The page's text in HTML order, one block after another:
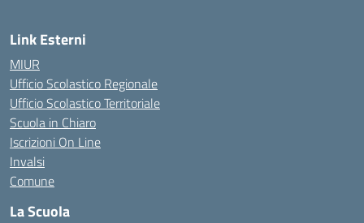
Link Esterni
MIUR
Ufficio Scolastico Regionale
Ufficio Scolastico Territoriale
Scuola in Chiaro
Iscrizioni On Line
Invalsi
Comune
La Scuola